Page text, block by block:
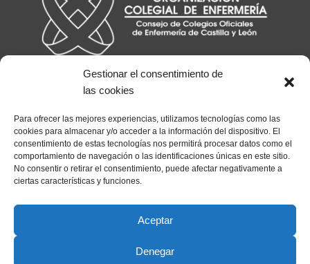
Gestionar el consentimiento de
las cookies
Para ofrecer las mejores experiencias, utilizamos tecnologías como las
cookies para almacenar y/o acceder a la información del dispositivo. El
consentimiento de estas tecnologías nos permitirá procesar datos como el
comportamiento de navegación o las identificaciones únicas en este sitio.
No consentir o retirar el consentimiento, puede afectar negativamente a
ciertas características y funciones.
Aceptar
Denegar
Copyright © 2026 Consejo de Enfermería CyL
Aviso legal